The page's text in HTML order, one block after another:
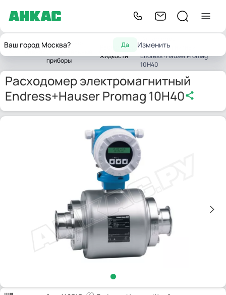
Ваш город Москва? Да Изменить
Главная
Контрольно-
приборы
Расходомеры
жидкости
электромагнитный
Endress+Hauser Promag
10H40
Расходомер электромагнитный
Endress+Hauser Promag 10H40